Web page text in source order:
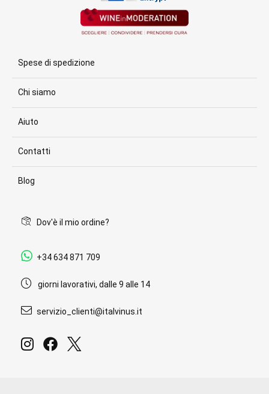
Spese di spedizione
Chi siamo
Aiuto
Contatti
Blog
Dov'è il mio ordine?
+34 634 871 709
giorni lavorativi, dalle 9 alle 14
servizio_clienti@italvinus.it